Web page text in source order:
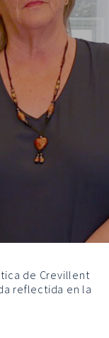
de Crevillent
reflectida en la